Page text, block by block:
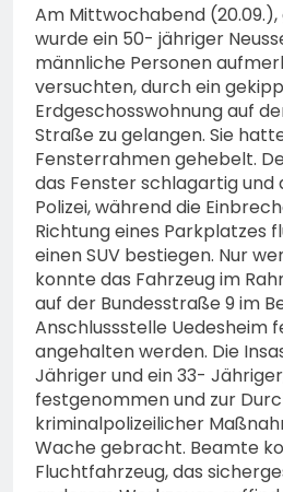
Am Mittwochabend (20.09.),
wurde ein 50- jähriger
männliche Personen
versuchten, durch ein
Erdgeschosswohnung auf
Straße zu gelangen. Sie
Fensterrahmen gehebelt.
das Fenster schlagartig und
Polizei, während die
Richtung eines Parkplatzes
einen SUV bestiegen. Nur
konnte das Fahrzeug im
auf der Bundesstraße 9 im
Anschlussstelle Uedesheim
angehalten werden. Die
Jähriger und ein 33-
festgenommen und zur
kriminalpolizeilicher
Wache gebracht. Beamte
Fluchtfahrzeug, das